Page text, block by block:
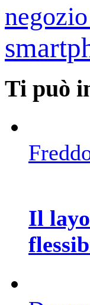
negozio
Ti può
Il